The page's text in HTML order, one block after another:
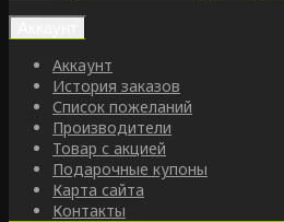
Аккаунт
История заказов
Список пожеланий
Производители
Товар с акцией
Подарочные купоны
Карта сайта
Контакты